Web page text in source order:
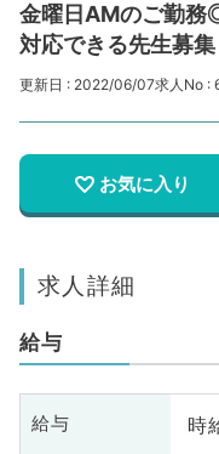
金曜日AMのご勤務
対応できる先生募集
更新日 : 2022/06/07求人No :
お気に入り
求人詳細
給与
給与 時